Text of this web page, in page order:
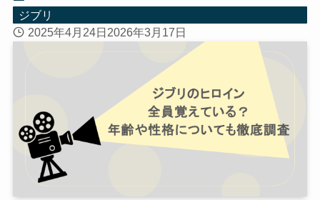
ジブリ
2025年4月24日 2026年3月17日